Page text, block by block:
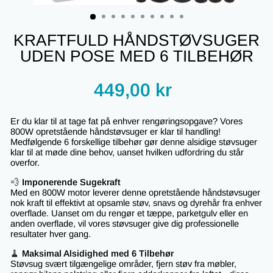
(ESC)
KRAFTFULD HÅNDSTØVSUGER
UDEN POSE MED 6 TILBEHØR
Regular
price
449,00 kr
Er du klar til at tage fat på enhver rengøringsopgave? Vores
800W opretstående håndstøvsuger er klar til handling!
Medfølgende 6 forskellige tilbehør gør denne alsidige støvsuger
klar til at møde dine behov, uanset hvilken udfordring du står
overfor.
💨 Imponerende Sugekraft
Med en 800W motor leverer denne opretstående håndstøvsuger
nok kraft til effektivt at opsamle støv, snavs og dyrehår fra enhver
overflade. Uanset om du rengør et tæppe, parketgulv eller en
anden overflade, vil vores støvsuger give dig professionelle
resultater hver gang.
🧹 Maksimal Alsidighed med 6 Tilbehør
Støvsug svært tilgængelige områder, fjern støv fra møbler,